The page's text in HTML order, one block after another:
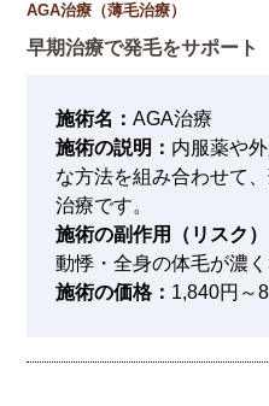
AGA治療（薄毛治療）
早期治療で発毛をサポート
施術名：AGA治療
施術の説明： 内服薬や
な方法を組み合わせて
治療です。
施術の副作用（リスク）
動悸・全身の体毛が濃
施術の価格： 1,840円～